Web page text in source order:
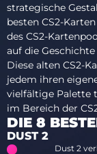
strategische
besten CS2-
des CS2-
auf die
Diese alten CS2-
jedem ihren
vielfältige Palette
im Bereich der
DIE 8
DUST 2
Dust 2